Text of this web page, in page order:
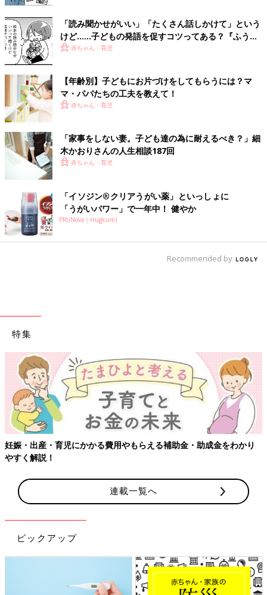
「読み聞かせがいい」「たくさん話しかけて」という
けど……子どもの発語を促すコツってある？『ふうふ
う子育て ＃64』
赤ちゃん・育児
【年齢別】子どもにお片づけをしてもらうには？マ
マ・パパたちの工夫を教えて！
赤ちゃん・育児
「家事をしない妻。子ども達の為に耐えるべき？」細
木かおりさんの人生相談187回
赤ちゃん・育児
「イソジン®クリアうがい薬」といっしょに
「うがいパワー」で一年中！ 健やか
PR(iNova｜Hugkum)
Recommended by
特集
妊娠・出産・育児にかかる費用やもらえる補助金・助成金をわかり
やすく解説！
連載一覧へ
ピックアップ